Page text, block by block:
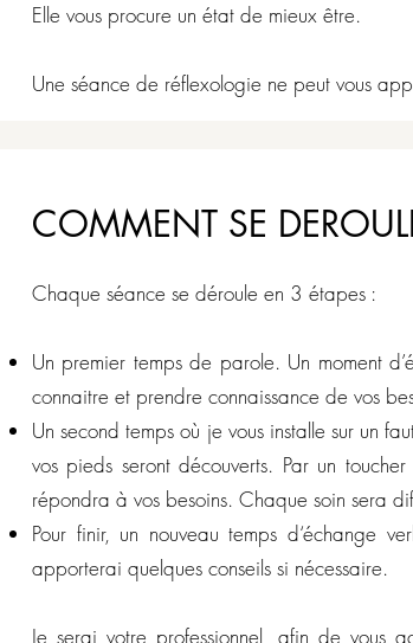
Elle vous procure un état de mieux être.
Une séance de réflexologie ne peut vous
​COMMENT SE
Chaque séance se déroule en 3 étapes :
Un premier temps de parole. Un moment
connaitre et prendre connaissance de vos
Un second temps où je vous installe sur un
vos pieds seront découverts. Par un
répondra à vos besoins. Chaque soin sera
Pour finir, un nouveau temps d‘échange
apporterai quelques conseils si nécessaire.
Je serai votre professionnel, afin de vous